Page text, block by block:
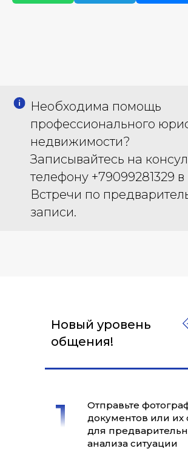
Необходима помощь
профессионального
недвижимости?
Записывайтесь на
телефону +79099281329
Встречи по
записи.
Новый уровень
общения!
Отправьте
документов или их
для
анализа ситуации